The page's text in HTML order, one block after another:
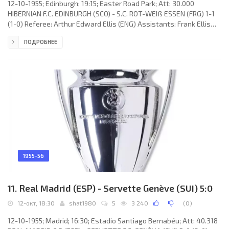
12-10-1955; Edinburgh; 19:15; Easter Road Park; Att: 30.000
HIBERNIAN F.C. EDINBURGH (SCO) - S.C. ROT-WEIß ESSEN (FRG) 1-1
(1-0) Referee: Arthur Edward Ellis (ENG) Assistants: Frank Ellis
Abromeit 90. HIBERNIAN F.C. (coach: Hugh Shaw): 1. Willie Adams, 2.
Combe, 9. James Mulkerrin, 8. Eddie Turnbull
ПОДРОБНЕЕ
1955-56
11. Real Madrid (ESP) - Servette Genève (SUI) 5:0
12-окт, 18:30 shat1980 5 3 240 (0)
12-10-1955; Madrid; 16:30; Estadio Santiago Bernabéu; Att: 40.318